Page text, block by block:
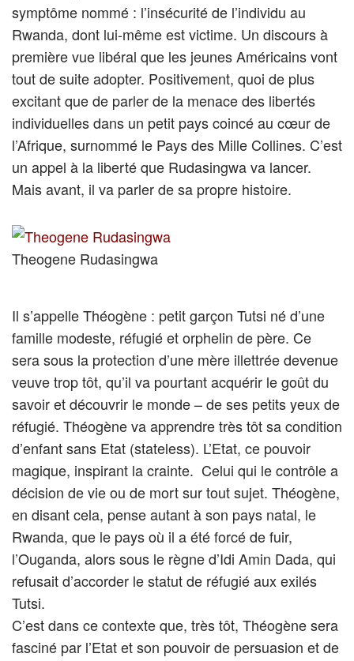
symptôme nommé : l’insécurité de l’individu au
Rwanda, dont lui-même est victime. Un discours à
première vue libéral que les jeunes Américains vont
tout de suite adopter. Positivement, quoi de plus
excitant que de parler de la menace des libertés
individuelles dans un petit pays coincé au cœur de
l’Afrique, surnommé le Pays des Mille Collines. C’est
un appel à la liberté que Rudasingwa va lancer.
Mais avant, il va parler de sa propre histoire.
Theogene Rudasingwa
Il s’appelle Théogène : petit garçon Tutsi né d’une
famille modeste, réfugié et orphelin de père. Ce
sera sous la protection d’une mère illettrée devenue
veuve trop tôt, qu’il va pourtant acquérir le goût du
savoir et découvrir le monde – de ses petits yeux de
réfugié. Théogène va apprendre très tôt sa condition
d’enfant sans Etat (stateless). L’Etat, ce pouvoir
magique, inspirant la crainte. Celui qui le contrôle a
décision de vie ou de mort sur tout sujet. Théogène,
en disant cela, pense autant à son pays natal, le
Rwanda, que le pays où il a été forcé de fuir,
l’Ouganda, alors sous le règne d’Idi Amin Dada, qui
refusait d’accorder le statut de réfugié aux exilés
Tutsi.
C’est dans ce contexte que, très tôt, Théogène sera
fasciné par l’Etat et son pouvoir de persuasion et de